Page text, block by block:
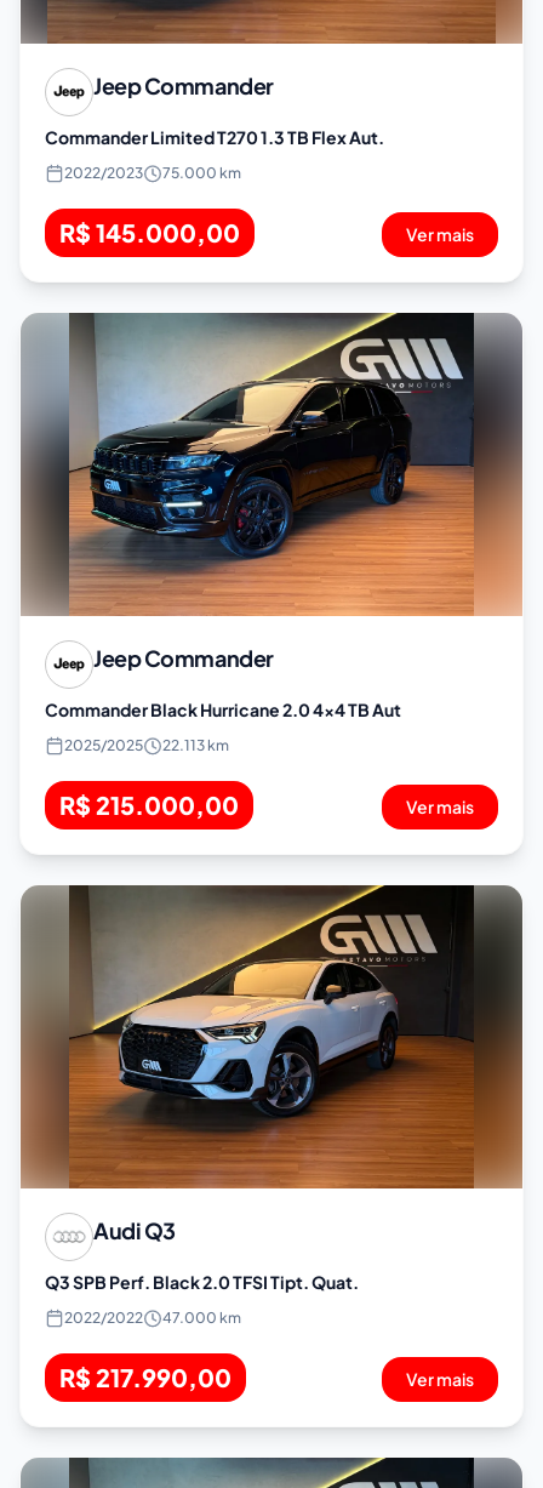
JeepCommander
Commander Limited T270 1.3 TB Flex Aut.
2022/2023 75.000 km
R$ 145.000,00 Ver mais
JeepCommander
Commander Black Hurricane 2.0 4x4 TB Aut
2025/2025 22.113 km
R$ 215.000,00 Ver mais
AudiQ3
Q3 SPB Perf. Black 2.0 TFSI Tipt. Quat.
2022/2022 47.000 km
R$ 217.990,00 Ver mais